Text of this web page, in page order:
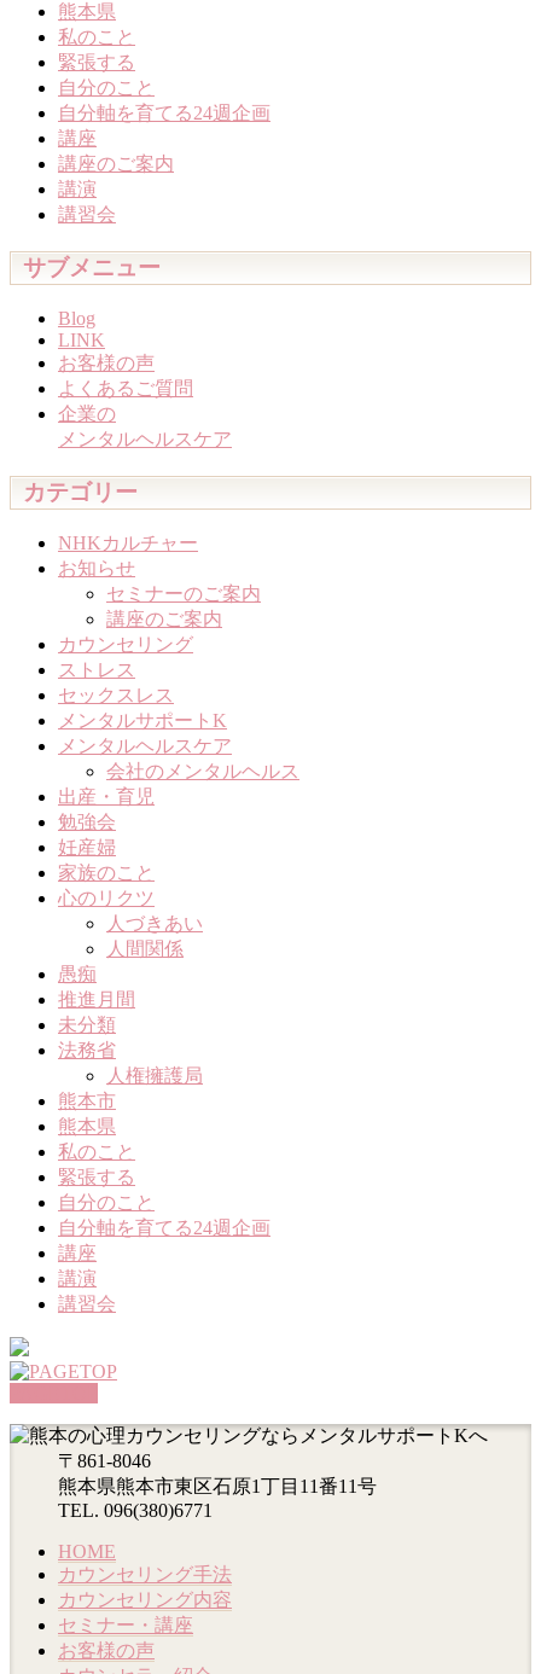
熊本県
私のこと
緊張する
自分のこと
自分軸を育てる24週企画
講座
講座のご案内
講演
講習会
サブメニュー
Blog
LINK
お客様の声
よくあるご質問
企業の
メンタルヘルスケア
カテゴリー
NHKカルチャー
お知らせ
セミナーのご案内
講座のご案内
カウンセリング
ストレス
セックスレス
メンタルサポートK
メンタルヘルスケア
会社のメンタルヘルス
出産・育児
勉強会
妊産婦
家族のこと
心のリクツ
人づきあい
人間関係
愚痴
推進月間
未分類
法務省
人権擁護局
熊本市
熊本県
私のこと
緊張する
自分のこと
自分軸を育てる24週企画
講座
講演
講習会
〒861-8046
熊本県熊本市東区石原1丁目11番11号
TEL. 096(380)6771
HOME
カウンセリング手法
カウンセリング内容
セミナー・講座
お客様の声